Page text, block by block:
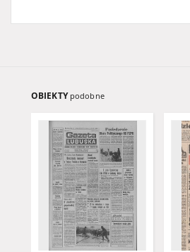
OBIEKTY podobne